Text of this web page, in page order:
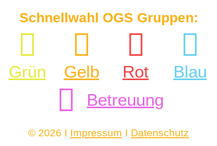
Schnellwahl OGS Gruppen:
Grün Gelb Rot
Blau
Betreuung
© 2026 I Impressum I Datenschutz